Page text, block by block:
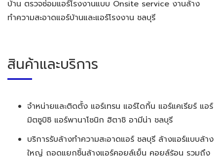
บ้าน ตรวจซ่อมแอร์โรงงานแบบ Onsite service งานล้าง
ทำความสะอาดแอร์บ้านและแอร์โรงงาน ชลบุรี
สินค้าและบริการ
จำหน่ายและติดตั้ง แอร์เทรน แอร์ไดกิ้น แอร์แคเรียร์ แอร์
มิตซูบิชิ แอร์พานาโซนิก ฮิตาชิ อามีน่า ชลบุรี
บริการรับล้างทำความสะอาดแอร์ ชลบุรี ล้างแอร์แบบล้าง
ใหญ่ ถอดแยกชิ้นล้างแอร์คอยล์เย็น คอยล์ร้อน รวมถึง